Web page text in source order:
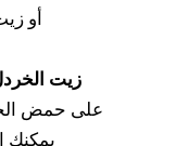
أو
زيت
على حمض
يمكنك